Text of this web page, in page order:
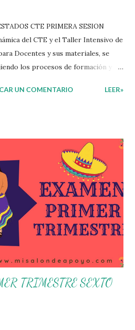
CTE PRIMERA SESION
del CTE y el Taller Intensivo de
Docentes y sus materiales, se
los procesos de formación y de
documento orientador, el cual es
docente tome decisiones sobre
del tiempo acorde a las
y las acciones que decidan
y resignificar el Plan de
de este espacio. En esta Primera
invita a que reflexionen y acuerden
colaborativamente en la escuela
de atender las problemáticas
docentes en est...
UN COMENTARIO LEER»
TRIMESTRE SEXTO